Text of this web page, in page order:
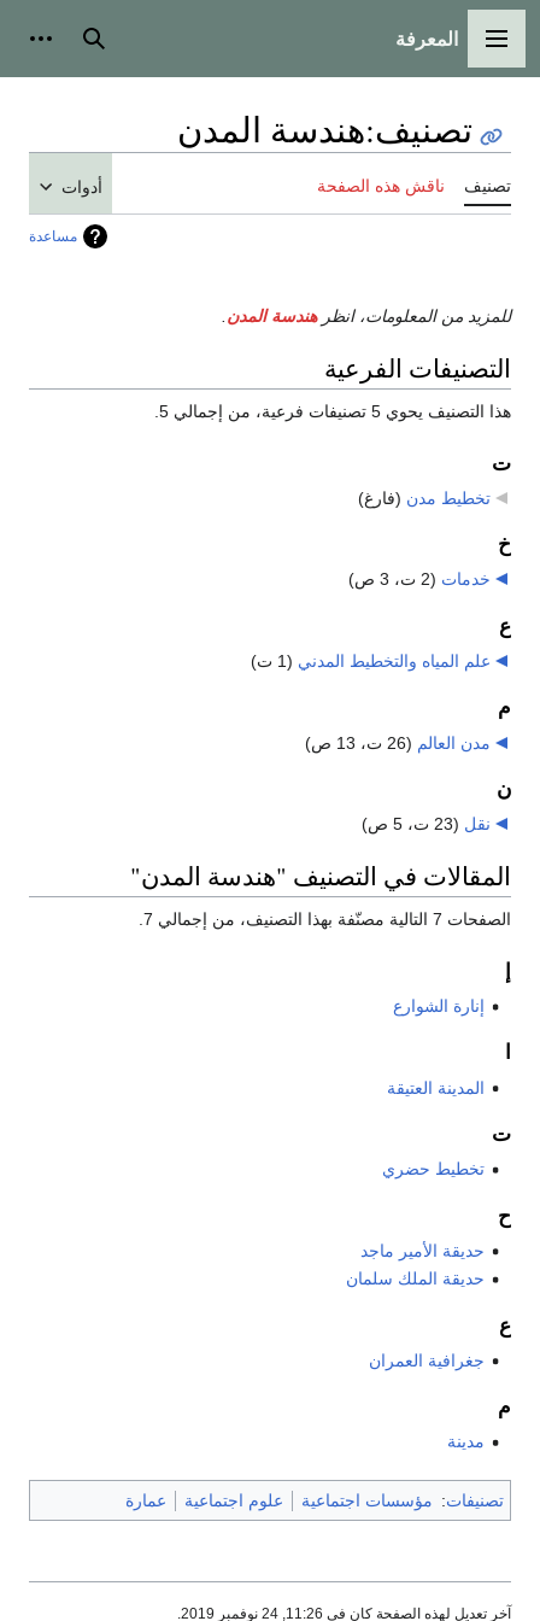
القائمة الرئيسية
المعرفة بحث
تصنيف:هندسة المدن
تصنيف ناقش هذه الصفحة أدوات
مساعدة
للمزيد من المعلومات، انظرهندسة المدن
التصنيفات الفرعية
هذا التصنيف يحوي 5 تصنيفات فرعية، من إجمالي 5.
ت
تخطيط مدن (فارغ)
خ
خدمات (2 ت، 3 ص)
ع
علم المياه والتخطيط المدني (1 ت)
م
مدن العالم (26 ت، 13 ص)
ن
نقل (23 ت، 5 ص)
المقالات في التصنيف "هندسة المدن"
الصفحات 7 التالية مصنّفة بهذا التصنيف، من إجمالي 7.
إ
إنارة الشوارع
المدينة العتيقة
ت
تخطيط حضري
ح
حديقة الأمير ماجد
حديقة الملك سلمان
ع
جغرافية العمران
م
مدينة
تصنيفات: مؤسسات اجتماعية علوم اجتماعية عمارة
آخر تعديل لهذه الصفحة كان في 11:26, 24 نوفمبر 2019.